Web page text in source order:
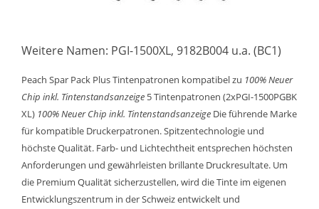
Weitere Namen: PGI-1500XL, 9182B004 u.a. (BC1)
Peach Spar Pack Plus Tintenpatronen kompatibel zu 100% Neuer
Chip inkl. Tintenstandsanzeige 5 Tintenpatronen (2xPGI-1500PGBK
XL) 100% Neuer Chip inkl. Tintenstandsanzeige Die führende Marke
für kompatible Druckerpatronen. Spitzentechnologie und
höchste Qualität. Farb- und Lichtechtheit entsprechen höchsten
Anforderungen und gewährleisten brillante Druckresultate. Um
die Premium Qualität sicherzustellen, wird die Tinte im eigenen
Entwicklungszentrum in der Schweiz entwickelt und